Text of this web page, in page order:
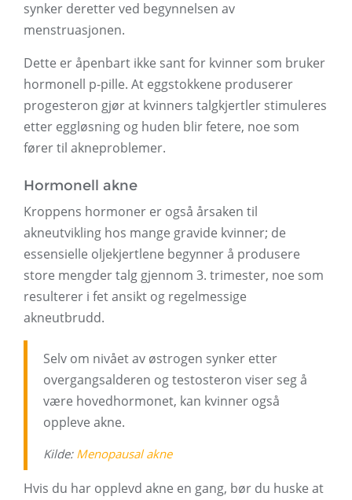
synker deretter ved begynnelsen av
menstruasjonen.
Dette er åpenbart ikke sant for kvinner som bruker
hormonell p-pille. At eggstokkene produserer
progesteron gjør at kvinners talgkjertler stimuleres
etter eggløsning og huden blir fetere, noe som
fører til akneproblemer.
Hormonell akne
Kroppens hormoner er også årsaken til
akneutvikling hos mange gravide kvinner; de
essensielle oljekjertlene begynner å produsere
store mengder talg gjennom 3. trimester, noe som
resulterer i fet ansikt og regelmessige
akneutbrudd.
Selv om nivået av østrogen synker etter
overgangsalderen og testosteron viser seg å
være hovedhormonet, kan kvinner også
oppleve akne.
Kilde: Menopausal akne
Hvis du har opplevd akne en gang, bør du huske at